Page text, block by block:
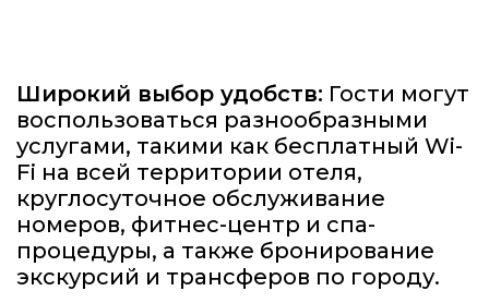
Широкий выбор удобств: Гости могут
воспользоваться разнообразными
услугами, такими как бесплатный Wi-
Fi на всей территории отеля,
круглосуточное обслуживание
номеров, фитнес-центр и спа-
процедуры, а также бронирование
экскурсий и трансферов по городу.